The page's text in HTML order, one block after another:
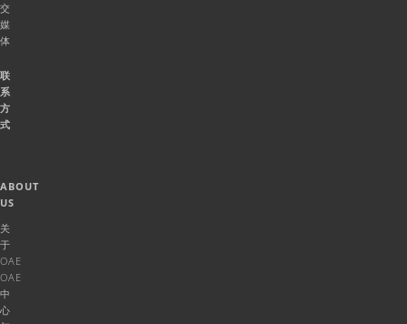
交
媒
体
联
系
方
式
ABOUT
US
关
于
OAE
OAE
中
心